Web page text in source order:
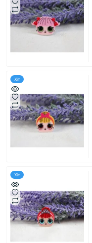
Хіт
Хіт